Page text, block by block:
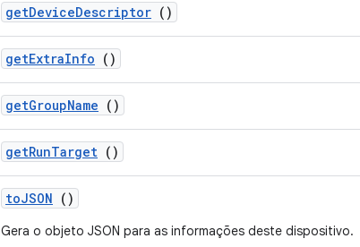
getDeviceDescriptor ()
getExtraInfo ()
getGroupName ()
getRunTarget ()
toJSON ()
Gera o objeto JSON para as informações deste dispositivo.